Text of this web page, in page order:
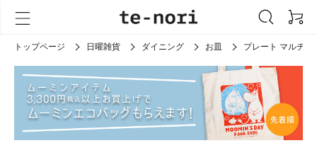
トップページ 日曜雑貨 ダイニング お皿 プレート マルチ S